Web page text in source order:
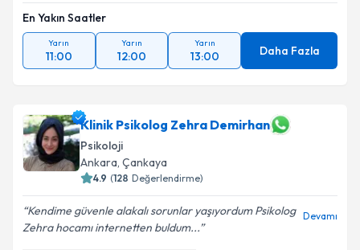
En Yakın Saatler
Yarın
11:00
Yarın
12:00
Yarın
13:00 Daha Fazla
Klinik Psikolog Zehra Demirhan
Psikoloji
Ankara, Çankaya
4.9 (128 Değerlendirme)
Kendime güvenle alakalı sorunlar yaşıyordum Psikolog
Zehra hocamı internetten buldum...
Devamı